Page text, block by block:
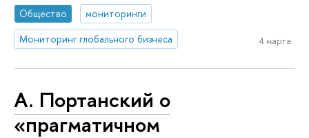
Общество
мониторинги
Мониторинг глобального бизнеса
4 марта
А. Портанский о
«прагматичном